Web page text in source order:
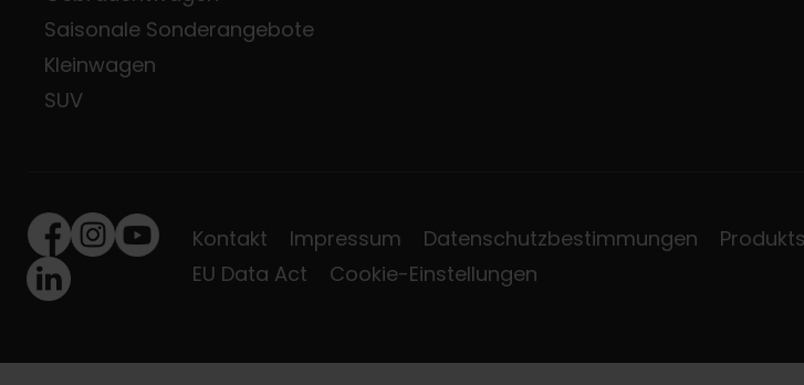
Saisonale Sonderangebote
Kleinwagen
SUV
Facebook
Instagram
Youtube
LinkedIn
Kontakt Impressum Datenschutzbestimmungen
EU Data Act
Cookie-Einstellungen